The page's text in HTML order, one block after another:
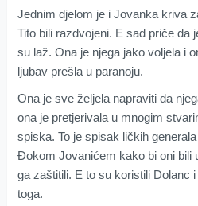
Jednim djelom je i Jovanka kriva
Tito bili razdvojeni. E sad priče da
su laž. Ona je njega jako voljela i
ljubav prešla u paranoju.
Ona je sve željela napraviti da
ona je pretjerivala u mnogim
spiska. To je spisak ličkih
Đokom Jovanićem kako bi oni bili
ga zaštitili. E to su koristili Dolanc
toga.